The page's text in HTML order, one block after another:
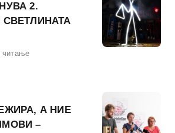
2.
читање
А НИЕ
–